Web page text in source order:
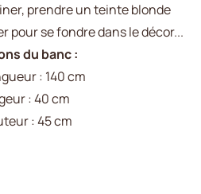
prendre un teinte blonde
pour se fondre dans le décor...
du banc :
: 140 cm
: 40 cm
: 45 cm